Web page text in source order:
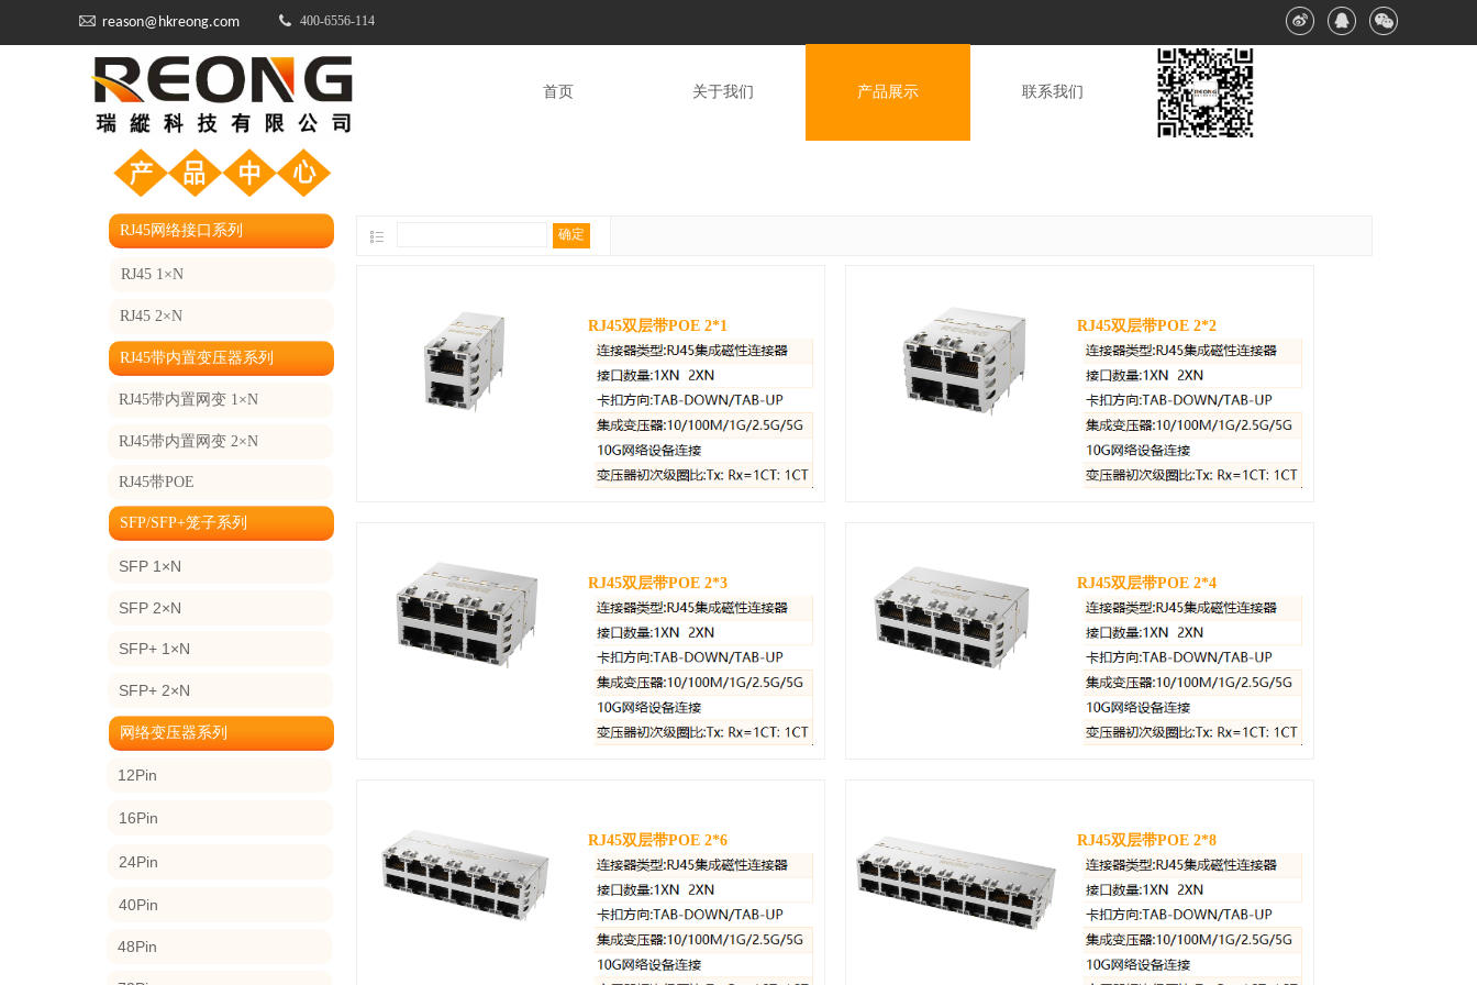
reason@hkreong.com 400-6556-114​​​​​​​
首页 关于我们 产品展示 联系我们
RJ45网络接口系列 确定
RJ45双层带POE 2*1 RJ45双层带POE 2*2
RJ45双层带POE 2*3 RJ45双层带POE 2*4
RJ45双层带POE 2*6 RJ45双层带POE 2*8
RJ45 1×N
RJ45 2×N
RJ45带内置变压器系列
RJ45带内置网变 1×N
RJ45带内置网变 2×N
RJ45带POE
SFP/SFP+笼子系列
SFP 1×N
SFP 2×N
SFP+ 1×N
SFP+ 2×N
网络变压器系列
12Pin
16Pin
24Pin
40Pin
48Pin